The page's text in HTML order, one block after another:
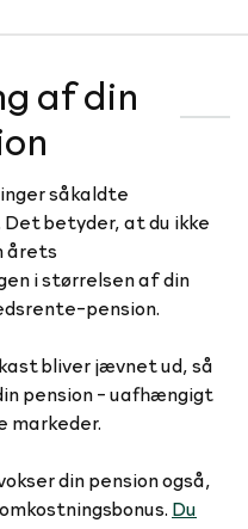
af din
såkaldte
betyder, at du ikke
årets
i størrelsen af din
pension.
bliver jævnet ud, så
pension - uafhængigt
markeder.
din pension også,
Du